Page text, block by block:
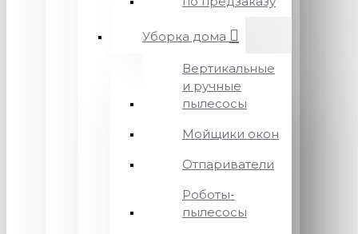
Уборка дома
Вертикальные
и ручные
пылесосы
Мойщики окон
Отпариватели
Роботы-
пылесосы